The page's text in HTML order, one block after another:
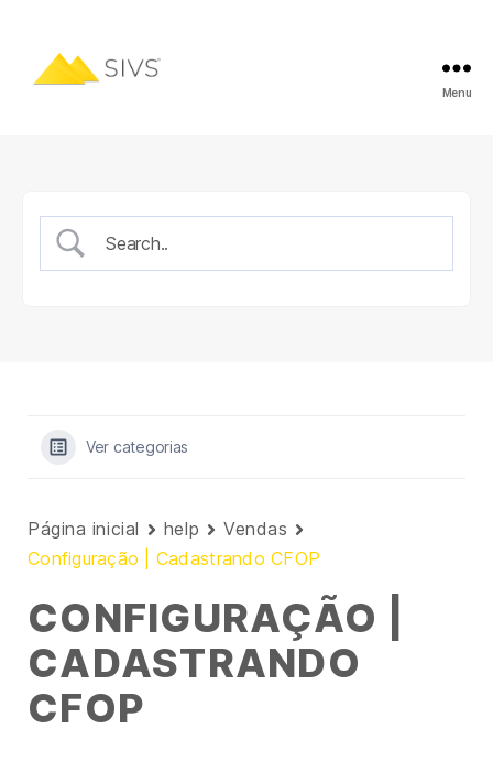
Menu
Ver categorias
Página inicial help
Vendas
Configuração | Cadastrando CFOP
CONFIGURAÇÃO |
CADASTRANDO
CFOP